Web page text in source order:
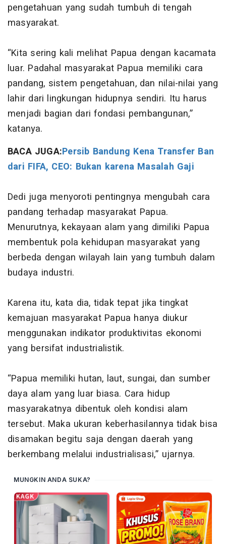
pengetahuan yang sudah tumbuh di tengah
masyarakat.
“Kita sering kali melihat Papua dengan kacamata
luar. Padahal masyarakat Papua memiliki cara
pandang, sistem pengetahuan, dan nilai-nilai yang
lahir dari lingkungan hidupnya sendiri. Itu harus
menjadi bagian dari fondasi pembangunan,”
katanya.
BACA JUGA:Persib Bandung Kena Transfer Ban
dari FIFA, CEO: Bukan karena Masalah Gaji
Dedi juga menyoroti pentingnya mengubah cara
pandang terhadap masyarakat Papua.
Menurutnya, kekayaan alam yang dimiliki Papua
membentuk pola kehidupan masyarakat yang
berbeda dengan wilayah lain yang tumbuh dalam
budaya industri.
Karena itu, kata dia, tidak tepat jika tingkat
kemajuan masyarakat Papua hanya diukur
menggunakan indikator produktivitas ekonomi
yang bersifat industrialistik.
“Papua memiliki hutan, laut, sungai, dan sumber
daya alam yang luar biasa. Cara hidup
masyarakatnya dibentuk oleh kondisi alam
tersebut. Maka ukuran keberhasilannya tidak bisa
disamakan begitu saja dengan daerah yang
berkembang melalui industrialisasi,” ujarnya.